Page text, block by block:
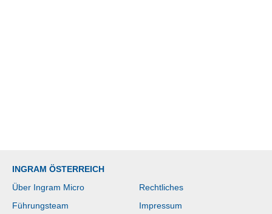
INGRAM ÖSTERREICH
Über Ingram Micro
Rechtliches
Führungsteam
Impressum